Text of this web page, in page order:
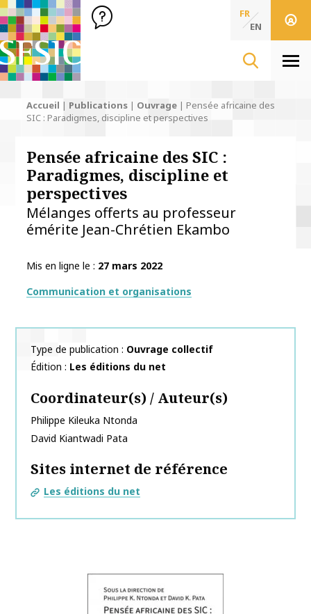
SFSIC Société Française des Sciences de l'Information & de
Société Française des Sciences
de l'Information
FR
EN
Accueil | Publications | Ouvrage | Pensée africaine des
SIC : Paradigmes, discipline et perspectives
Pensée africaine des SIC :
Paradigmes, discipline et
perspectives
Mélanges offerts au professeur
émérite Jean-Chrétien Ekambo
Mis en ligne le
27 mars 2022
Thématiques
Communication et organisations
Type de publication
Ouvrage collectif
Édition
Les éditions du net
Coordinateur(s) / Auteur(s)
Philippe Kileuka Ntonda
David Kiantwadi Pata
Sites internet de référence
Les éditions du net